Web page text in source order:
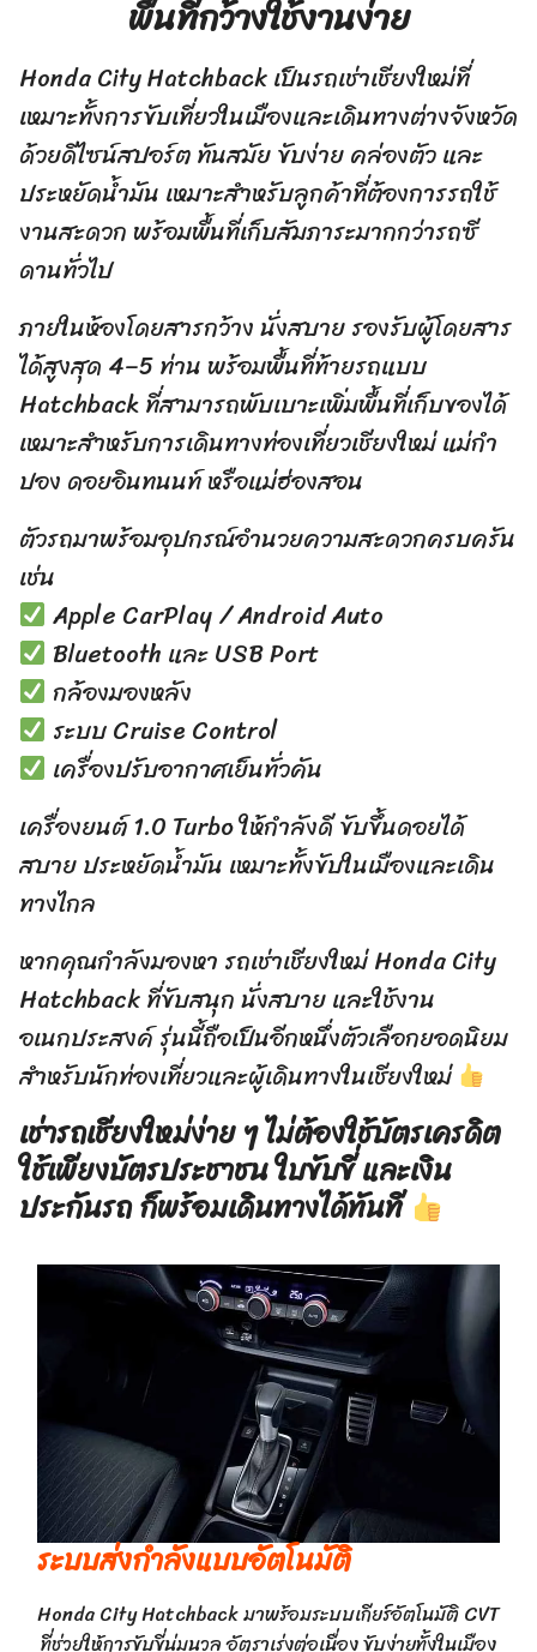
พื้นที่กว้างใช้งานง่าย
Honda City Hatchback เป็นรถเช่าเชียงใหม่ที่
เหมาะทั้งการขับเที่ยวในเมืองและเดินทางต่างจังหวัด
ด้วยดีไซน์สปอร์ต ทันสมัย ขับง่าย คล่องตัว และ
ประหยัดน้ำมัน เหมาะสำหรับลูกค้าที่ต้องการรถใช้
งานสะดวก พร้อมพื้นที่เก็บสัมภาระมากกว่ารถซี
ดานทั่วไป
ภายในห้องโดยสารกว้าง นั่งสบาย รองรับผู้โดยสาร
ได้สูงสุด 4–5 ท่าน พร้อมพื้นที่ท้ายรถแบบ
Hatchback ที่สามารถพับเบาะเพิ่มพื้นที่เก็บของได้
เหมาะสำหรับการเดินทางท่องเที่ยวเชียงใหม่ แม่กำ
ปอง ดอยอินทนนท์ หรือแม่ฮ่องสอน
ตัวรถมาพร้อมอุปกรณ์อำนวยความสะดวกครบครัน
เช่น
Apple CarPlay / Android Auto
Bluetooth และ USB Port
กล้องมองหลัง
ระบบ Cruise Control
เครื่องปรับอากาศเย็นทั่วคัน
เครื่องยนต์ 1.0 Turbo ให้กำลังดี ขับขึ้นดอยได้
สบาย ประหยัดน้ำมัน เหมาะทั้งขับในเมืองและเดิน
ทางไกล
หากคุณกำลังมองหา รถเช่าเชียงใหม่ Honda City
Hatchback ที่ขับสนุก นั่งสบาย และใช้งาน
อเนกประสงค์ รุ่นนี้ถือเป็นอีกหนึ่งตัวเลือกยอดนิยม
สำหรับนักท่องเที่ยวและผู้เดินทางในเชียงใหม่
เช่ารถเชียงใหม่ง่าย ๆ ไม่ต้องใช้บัตรเครดิต
ใช้เพียงบัตรประชาชน ใบขับขี่ และเงิน
ประกันรถ ก็พร้อมเดินทางได้ทันที
ระบบส่งกำลังแบบอัตโนมัติ
Honda City Hatchback มาพร้อมระบบเกียร์อัตโนมัติ CVT
ที่ช่วยให้การขับขี่นุ่มนวล อัตราเร่งต่อเนื่อง ขับง่ายทั้งในเมือง